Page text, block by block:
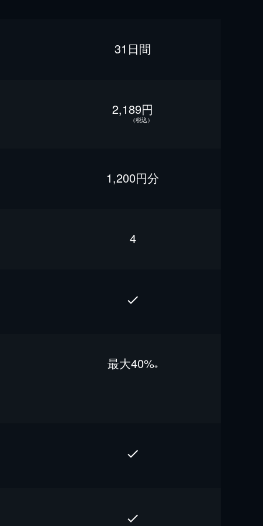
31日間
2,189円
（税込）
1,200円分
4
最⼤40%※